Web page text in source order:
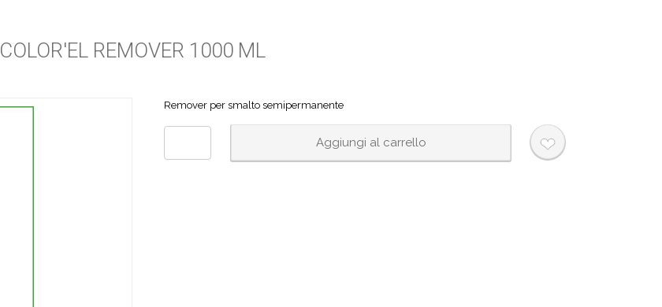
COLOR'EL REMOVER 1000 ML
Remover per smalto semipermanente